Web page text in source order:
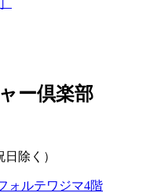
ー倶楽部
除く）
ォルテワジマ4階